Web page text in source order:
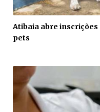
Atibaia abre
pets